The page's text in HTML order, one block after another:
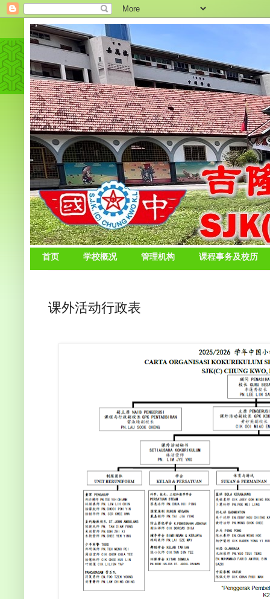
首页 学校概况 管理机构 课程事务及校历
课外活动行政表